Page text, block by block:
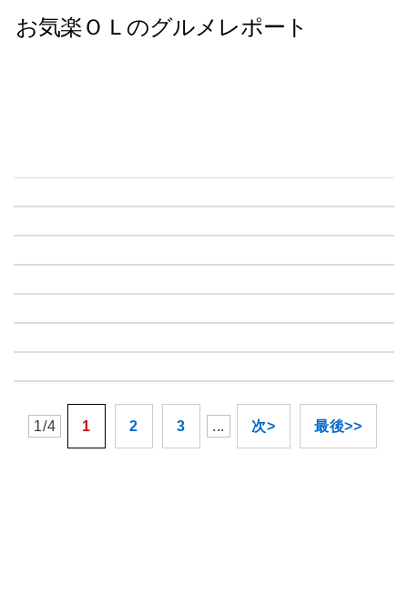
1/4 1 2 3 ... 次> 最後>>